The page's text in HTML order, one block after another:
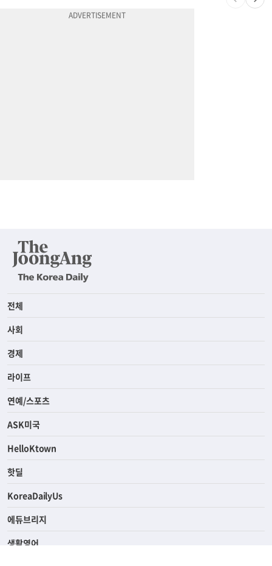
전체
사회
경제
라이프
연예/스포츠
ASK미국
HelloKtown
핫딜
KoreaDailyUs
에듀브리지
생활영어